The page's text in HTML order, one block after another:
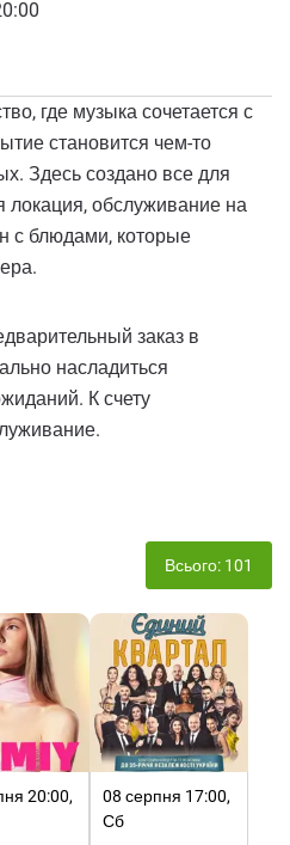
где музыка сочетается с
становится чем-то
Здесь создано все для
обслуживание на
с блюдами, которые
заказ в
насладиться
К счету
Всього: 101
20:00,
08 серпня 17:00,
Сб